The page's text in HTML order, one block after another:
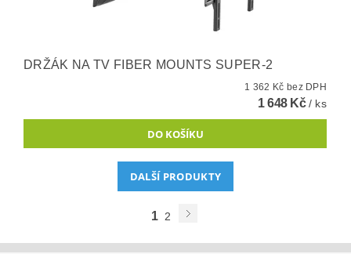
DRŽÁK NA TV FIBER MOUNTS SUPER-2
1 362 Kč bez DPH
1 648 Kč/ ks
DALŠÍ PRODUKTY
1 2